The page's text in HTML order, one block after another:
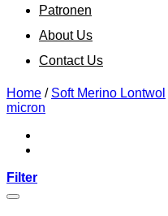
Patronen
About Us
Contact Us
Home / Soft Merino Lontwol
micron
Filter